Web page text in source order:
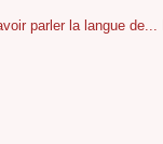
parler la langue de...